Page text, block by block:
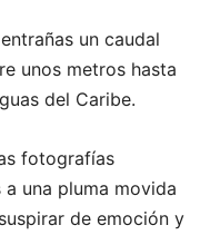
un caudal
unos metros hasta
del Caribe.
fotografías
una pluma movida
de emoción y